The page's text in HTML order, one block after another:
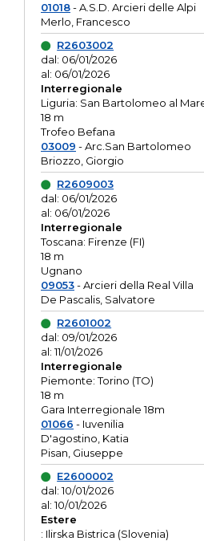
01018- A.S.D. Arcieri delle Alpi
Merlo, Francesco
R2603002
dal: 06/01/2026
al: 06/01/2026
Interregionale
Liguria: San Bartolomeo al
18 m
Trofeo Befana
03009 - Arc.San Bartolomeo
Briozzo, Giorgio
R2609003
dal: 06/01/2026
al: 06/01/2026
Interregionale
Toscana: Firenze (FI)
18 m
Ugnano
09053- Arcieri della Real Villa
De Pascalis, Salvatore
R2601002
dal: 09/01/2026
al: 11/01/2026
Interregionale
Piemonte: Torino (TO)
18 m
Gara Interregionale 18m
01066 - Iuvenilia
D'agostino, Katia
Pisan, Giuseppe
E2600002
dal: 10/01/2026
al: 10/01/2026
Estere
: Ilirska Bistrica (Slovenia)